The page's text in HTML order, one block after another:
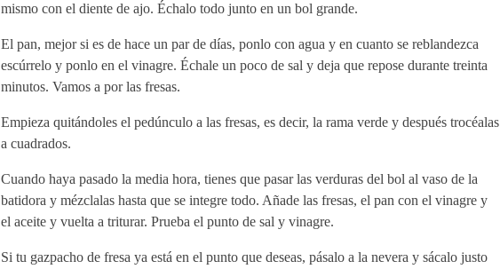
mismo con el diente de ajo. Échalo todo junto en un bol grande.
El pan, mejor si es de hace un par de días, ponlo con agua y en cuanto se reblandezca
escúrrelo y ponlo en el vinagre. Échale un poco de sal y deja que repose durante treinta
minutos. Vamos a por las fresas.
Empieza quitándoles el pedúnculo a las fresas, es decir, la rama verde y después trocéalas
a cuadrados.
Cuando haya pasado la media hora, tienes que pasar las verduras del bol al vaso de la
batidora y mézclalas hasta que se integre todo. Añade las fresas, el pan con el vinagre y
el aceite y vuelta a triturar. Prueba el punto de sal y vinagre.
Si tu gazpacho de fresa ya está en el punto que deseas, pásalo a la nevera y sácalo justo